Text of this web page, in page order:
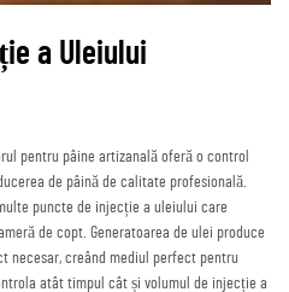
a Uleiului
pentru pâine artizanală oferă o control
de pâină de calitate profesională.
puncte de injecție a uleiului care
de copt. Generatoarea de ulei produce
necesar, creând mediul perfect pentru
atât timpul cât și volumul de injecție a